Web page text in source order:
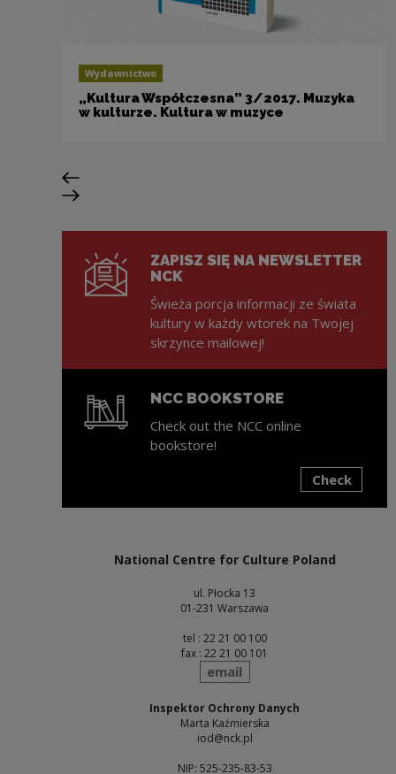
Wydawnictwo
„Kultura Współczesna” 3/2017. Muzyka
w kulturze. Kultura w muzyce
Previous slide
Next slide
ZAPISZ SIĘ NA NEWSLETTER
NCK
Świeża porcja informacji ze świata
kultury w każdy wtorek na Twojej
skrzynce mailowej!
NCC BOOKSTORE
Check out the NCC online
bookstore!
Check
National Centre for Culture Poland
ul. Płocka 13
01-231 Warszawa
tel : 22 21 00 100
fax : 22 21 00 101
send
email
Inspektor Ochrony Danych
Marta Kaźmierska
iod@nck.pl
NIP: 525-235-83-53